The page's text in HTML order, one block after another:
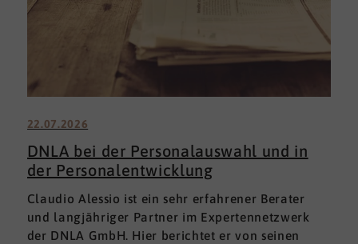
22.07.2026
DNLA bei der Personalauswahl und in
der Personalentwicklung
Claudio Alessio ist ein sehr erfahrener Berater
und langjähriger Partner im Expertennetzwerk
der DNLA GmbH. Hier berichtet er von seinen